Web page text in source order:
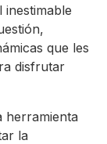
que les
disfrutar
herramienta
la